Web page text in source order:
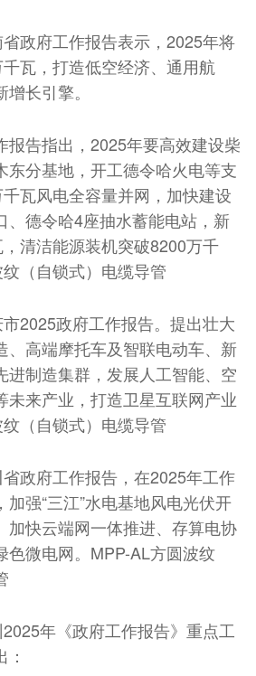
政府工作报告表示，2025年将
瓦，打造低空经济、通用航
长引擎。
报告指出，2025年要高效建设柴
东分基地，开工德令哈火电等支
瓦风电全容量并网，加快建设
、德令哈4座抽水蓄能电站，新
清洁能源装机突破8200万千
（自锁式）电缆导管
2025政府工作报告。提出壮大
、高端摩托车及智联电动车、新
进制造集群，发展人工智能、空
未来产业，打造卫星互联网产业
（自锁式）电缆导管
政府工作报告，在2025年工作
强“三江”水电基地风电光伏开
加快云端网一体推进、存算电协
色微电网。MPP-AL方圆波纹
年《政府工作报告》重点工